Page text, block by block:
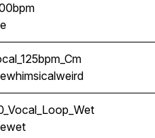
whimsicalweird
wet